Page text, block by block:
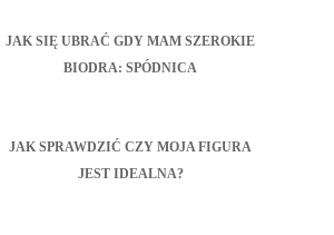
JAK SIĘ UBRAĆ GDY MAM SZEROKIE
BIODRA: SPÓDNICA
JAK SPRAWDZIĆ CZY MOJA FIGURA
JEST IDEALNA?